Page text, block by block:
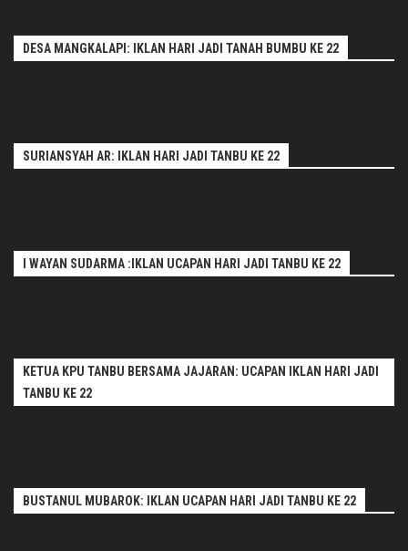
DESA MANGKALAPI: IKLAN HARI JADI TANAH BUMBU KE 22
SURIANSYAH AR: IKLAN HARI JADI TANBU KE 22
I WAYAN SUDARMA :IKLAN UCAPAN HARI JADI TANBU KE 22
KETUA KPU TANBU BERSAMA JAJARAN: UCAPAN IKLAN HARI JADI
TANBU KE 22
BUSTANUL MUBAROK: IKLAN UCAPAN HARI JADI TANBU KE 22